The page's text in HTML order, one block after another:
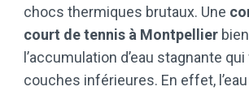
chocs thermiques brutaux. Une
court de tennis à Montpellier
l’accumulation d’eau stagnante
couches inférieures. En effet,